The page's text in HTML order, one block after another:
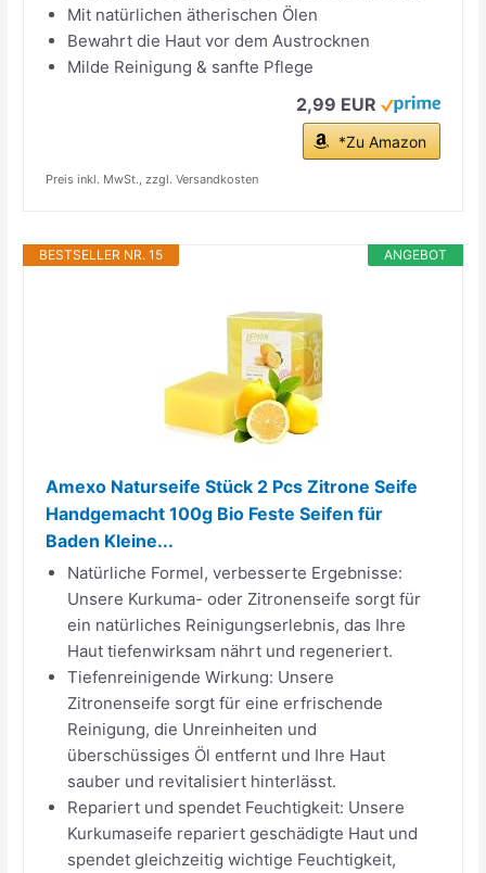
Mit natürlichen ätherischen Ölen
Bewahrt die Haut vor dem Austrocknen
Milde Reinigung & sanfte Pflege
2,99 EUR
*Zu Amazon
Preis inkl. MwSt., zzgl. Versandkosten
ANGEBOT
BESTSELLER NR. 15
Amexo Naturseife Stück 2 Pcs Zitrone Seife
Handgemacht 100g Bio Feste Seifen für
Baden Kleine...
Natürliche Formel, verbesserte Ergebnisse:
Unsere Kurkuma- oder Zitronenseife sorgt für
ein natürliches Reinigungserlebnis, das Ihre
Haut tiefenwirksam nährt und regeneriert.
Tiefenreinigende Wirkung: Unsere
Zitronenseife sorgt für eine erfrischende
Reinigung, die Unreinheiten und
überschüssiges Öl entfernt und Ihre Haut
sauber und revitalisiert hinterlässt.
Repariert und spendet Feuchtigkeit: Unsere
Kurkumaseife repariert geschädigte Haut und
spendet gleichzeitig wichtige Feuchtigkeit,